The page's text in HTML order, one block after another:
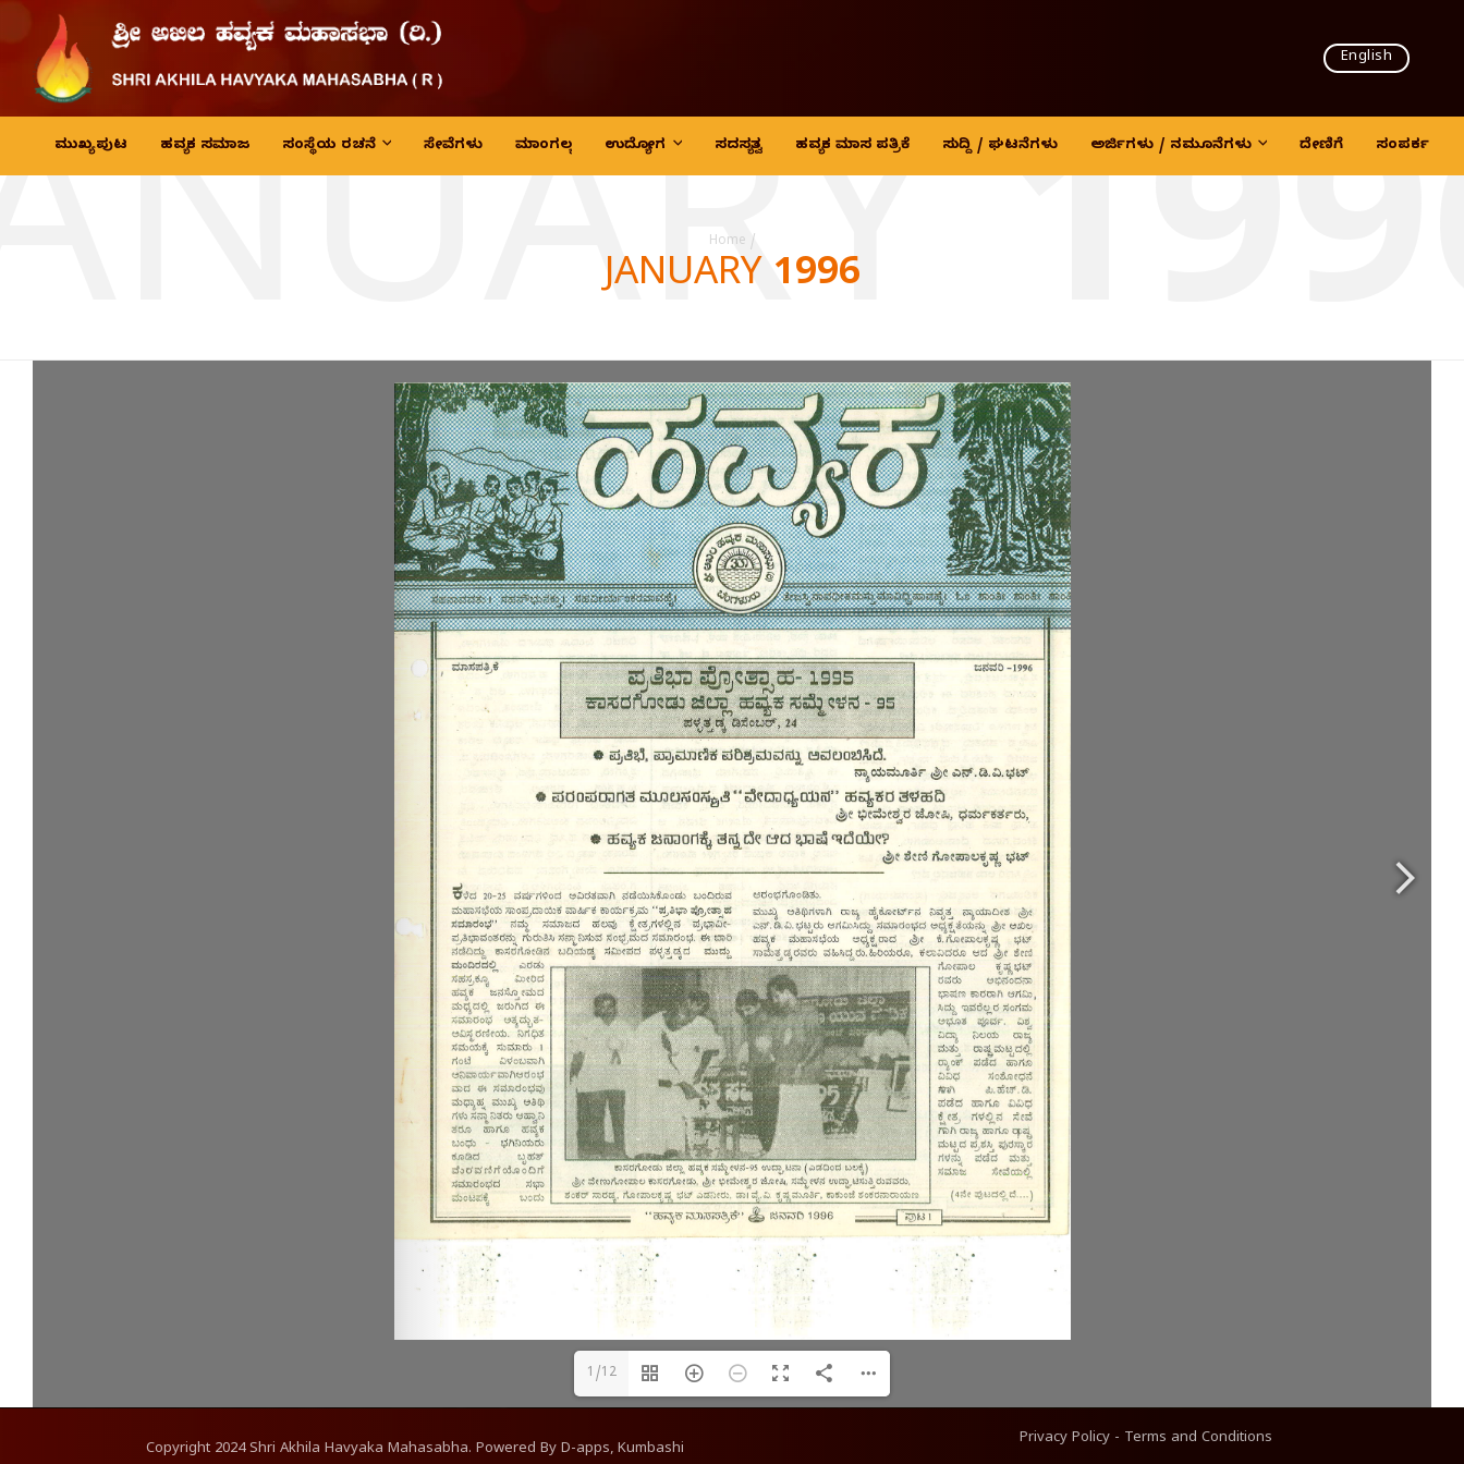
English
ಮುಖ್ಯ ಪುಟ ಹವ್ಯಕ ಸಮಾಜ ಸಂಸ್ಥೆಯ ರಚನೆ ಸೇವೆಗಳು ಮಾಂಗಲ್ಯ ಉದ್ಯೋಗ ಸದಸ್ಯತ್ವ ಹವ್ಯಕ ಮಾಸ ಪತ್ರಿಕೆ ಸುದ್ದಿ / ಘಟನೆಗಳು ಅರ್ಜಿಗಳು / ನಮೂನೆಗಳು ದೇಣಿಗೆ ಸಂಪರ್ಕ
Home /
JANUARY 1996
1/12
Copyright 2024Shri Akhila Havyaka Mahasabha. Powered ByD-apps, Kumbashi
Privacy Policy- Terms and Conditions